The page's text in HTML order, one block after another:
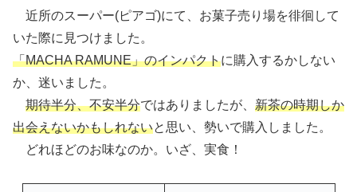
近所のスーパー(ピアゴ)にて、お菓子売り場を徘徊して
いた際に見つけました。
「MACHA RAMUNE」のインパクトに購入するかしない
か、迷いました。
期待半分、不安半分ではありましたが、 新茶の時期しか
出会えないかもしれないと思い、勢いで購入しました。
どれほどのお味なのか。いざ、実食！